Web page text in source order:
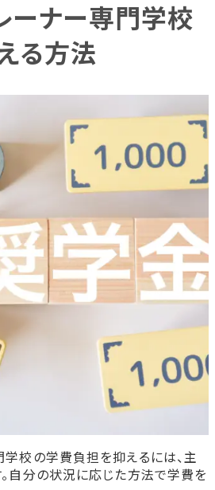
ーナー専門学校
る方法
校の学費負担を抑えるには、主
自分の状況に応じた方法で学費を